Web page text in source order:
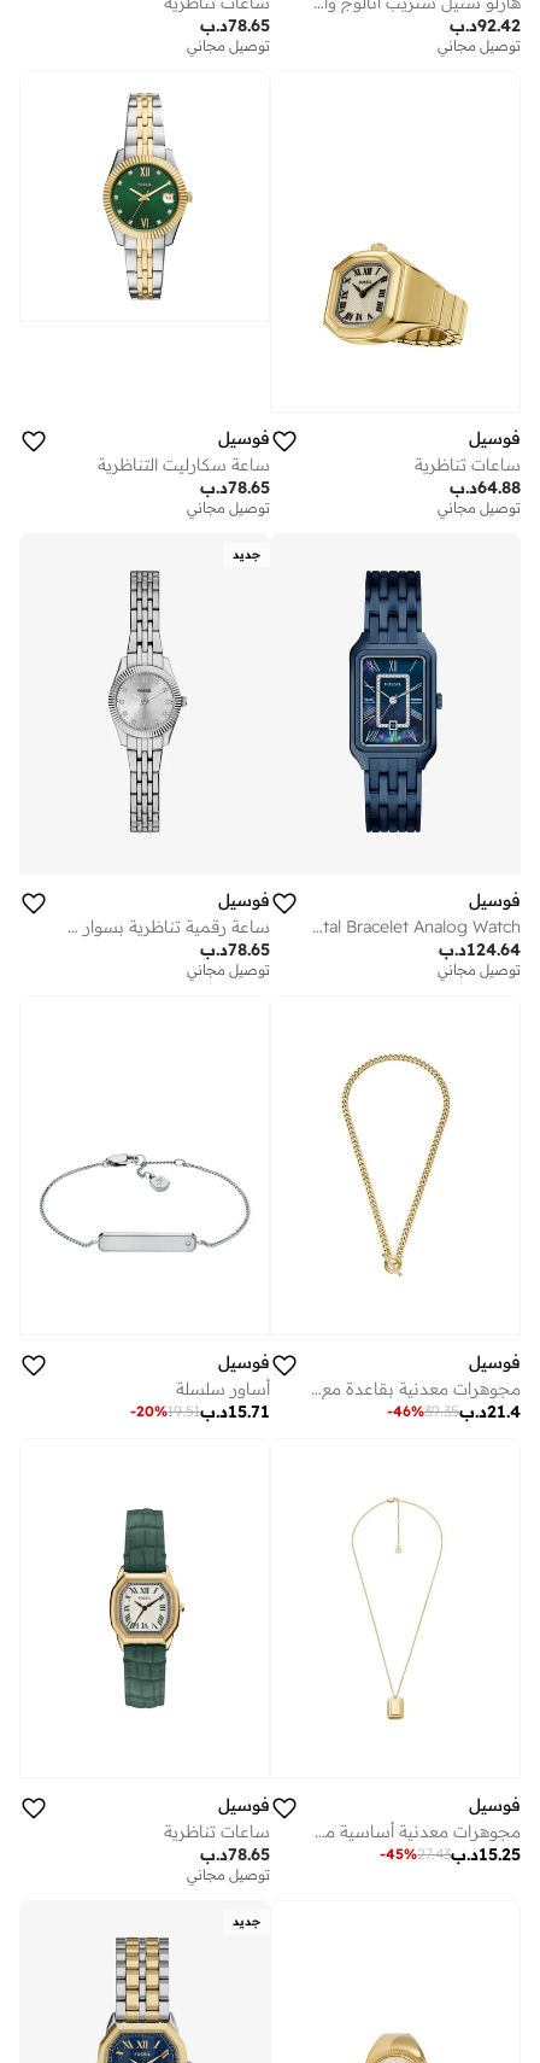
د.ب92.42
توصيل مجاني
د.ب78.65
توصيل مجاني
فوسيل
ساعات تناظرية
د.ب64.88
توصيل مجاني
فوسيل
ساعة سكارليت التناظرية
د.ب78.65
توصيل مجاني
فوسيل
Mother of Pearl Stainless Steel Metal Bracelet Analog Watch
د.ب124.64
توصيل مجاني
جديد
فوسيل
ساعة رقمية تناظرية بسوار ستانلس ستيل
د.ب78.65
توصيل مجاني
فوسيل
مجوهرات معدنية بقاعدة مع زركونيا مكعب
د.ب21.4
39.35
-46%
فوسيل
أساور سلسلة
د.ب15.71
19.51
-20%
فوسيل
مجوهرات معدنية أساسية مع زركونيا مكعب
د.ب15.25
27.43
-45%
فوسيل
ساعات تناظرية
د.ب78.65
توصيل مجاني
جديد